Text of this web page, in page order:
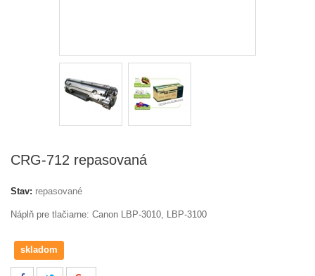
CRG-712 repasovaná
Stav: repasované
Náplň pre tlačiarne: Canon LBP-3010, LBP-3100
skladom